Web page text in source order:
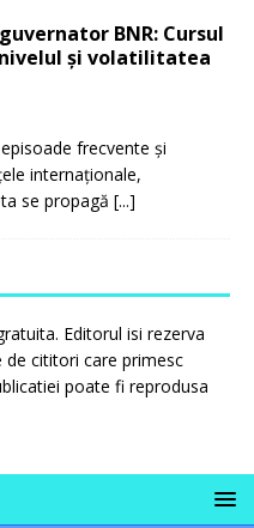
BNR: Cursul
nivelul și volatilitatea
frecvente și
internaționale,
se propagă [...]
Editorul isi rezerva
cititori care primesc
poate fi reprodusa